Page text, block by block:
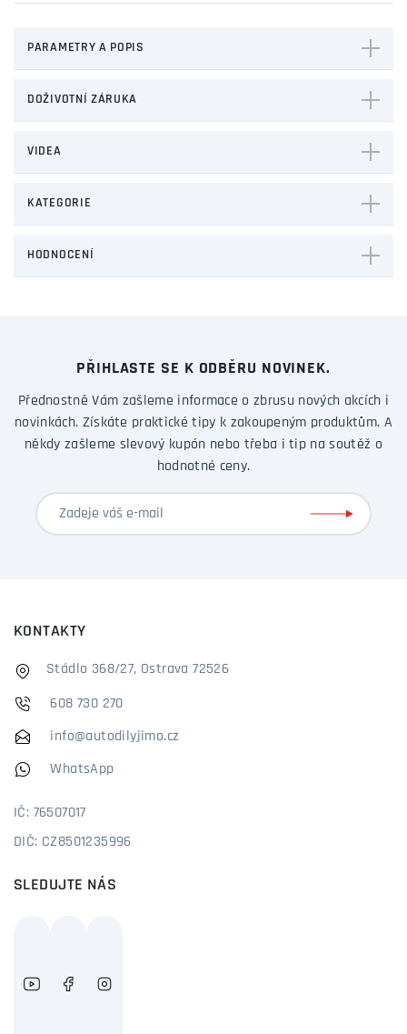
PARAMETRY A POPIS
DOŽIVOTNÍ ZÁRUKA
VIDEA
KATEGORIE
HODNOCENÍ
PŘIHLASTE SE K ODBĚRU NOVINEK.
Přednostně Vám zašleme informace o zbrusu nových akcích i
novinkách. Získáte praktické tipy k zakoupeným produktům. A
někdy zašleme slevový kupón nebo třeba i tip na soutěž o
hodnotné ceny.
KONTAKTY
Stádlo 368/27, Ostrava 72526
608 730 270
info@autodilyjimo.cz
WhatsApp
IČ: 76507017
DIČ: CZ8501235996
SLEDUJTE NÁS